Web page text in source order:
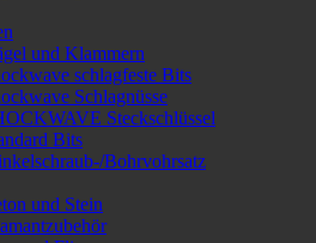
und Klammern
schlagfeste Bits
Schlagnüsse
Steckschlüssel
Bits
Bohrvohrsatz
und Stein